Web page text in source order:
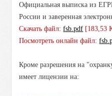
Официальная выписка из
России и заверенная
Скачать файл:fsb.pdf [183,53
Посмотреть онлайн файл:
Кроме разрешения на
имеет лицензии на: